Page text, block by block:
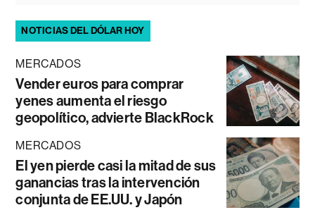
NOTICIAS DEL DÓLAR HOY
MERCADOS
Vender euros para comprar
yenes aumenta el riesgo
geopolítico, advierte BlackRock
MERCADOS
El yen pierde casi la mitad de sus
ganancias tras la intervención
conjunta de EE.UU. y Japón